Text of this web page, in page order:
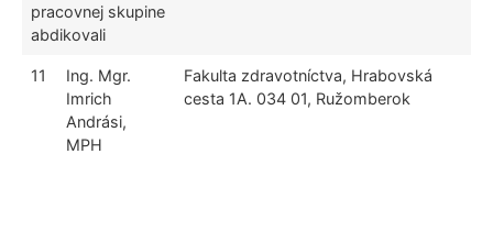
pracovnej skupine
abdikovali
11
Ing. Mgr.
Imrich
Andrási,
MPH
Fakulta zdravotníctva, Hrabovská
cesta 1A. 034 01, Ružomberok